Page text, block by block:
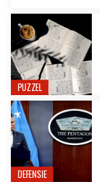
PUZZEL
DEFENSIE